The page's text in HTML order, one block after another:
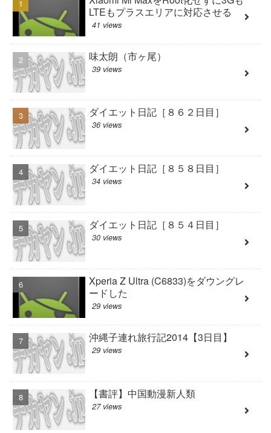
LTEもプラスエリアに対応させる
41 views
味太朗（市ヶ尾）
39 views
ダイエット日記［８６２日目］
36 views
ダイエット日記［８５８日目］
34 views
ダイエット日記［８５４日目］
30 views
Xperia Z Ultra (C6833)をダウングレ
ードした
29 views
沖縄子連れ旅行記2014【3日目】
29 views
【書評】中国動漫新人類
27 views